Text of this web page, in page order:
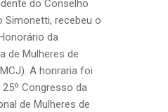
do Conselho
Simonetti, recebeu o
da
de Mulheres de
A honraria foi
Congresso da
de Mulheres de